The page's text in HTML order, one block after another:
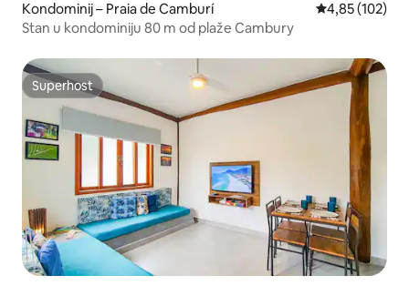
Kondominij – Praia de Camburí Prosječna
4,85 (102)
Stan u kondominiju 80 m od plaže Cambury
Superhost
Superhost